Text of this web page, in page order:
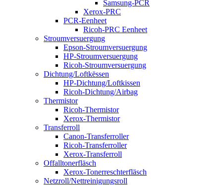
Samsung-PCR
Xerox-PRC
PCR-Eenheet
Ricoh-PRC Eenheet
Stroumversuergung
Epson-Stroumversuergung
HP-Stroumversuergung
Ricoh-Stroumversuergung
Dichtung/Loftkëssen
HP-Dichtung/Loftkissen
Ricoh-Dichtung/Airbag
Thermistor
Ricoh-Thermistor
Xerox-Thermistor
Transferroll
Canon-Transferroller
Ricoh-Transferroller
Xerox-Transferroll
Offalltonerfläsch
Xerox-Tonerreschterfläsch
Netzroll/Nettreinigungsroll